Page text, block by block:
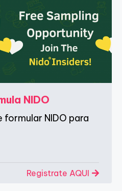
NIDO
formular NIDO para
Registrate AQUI